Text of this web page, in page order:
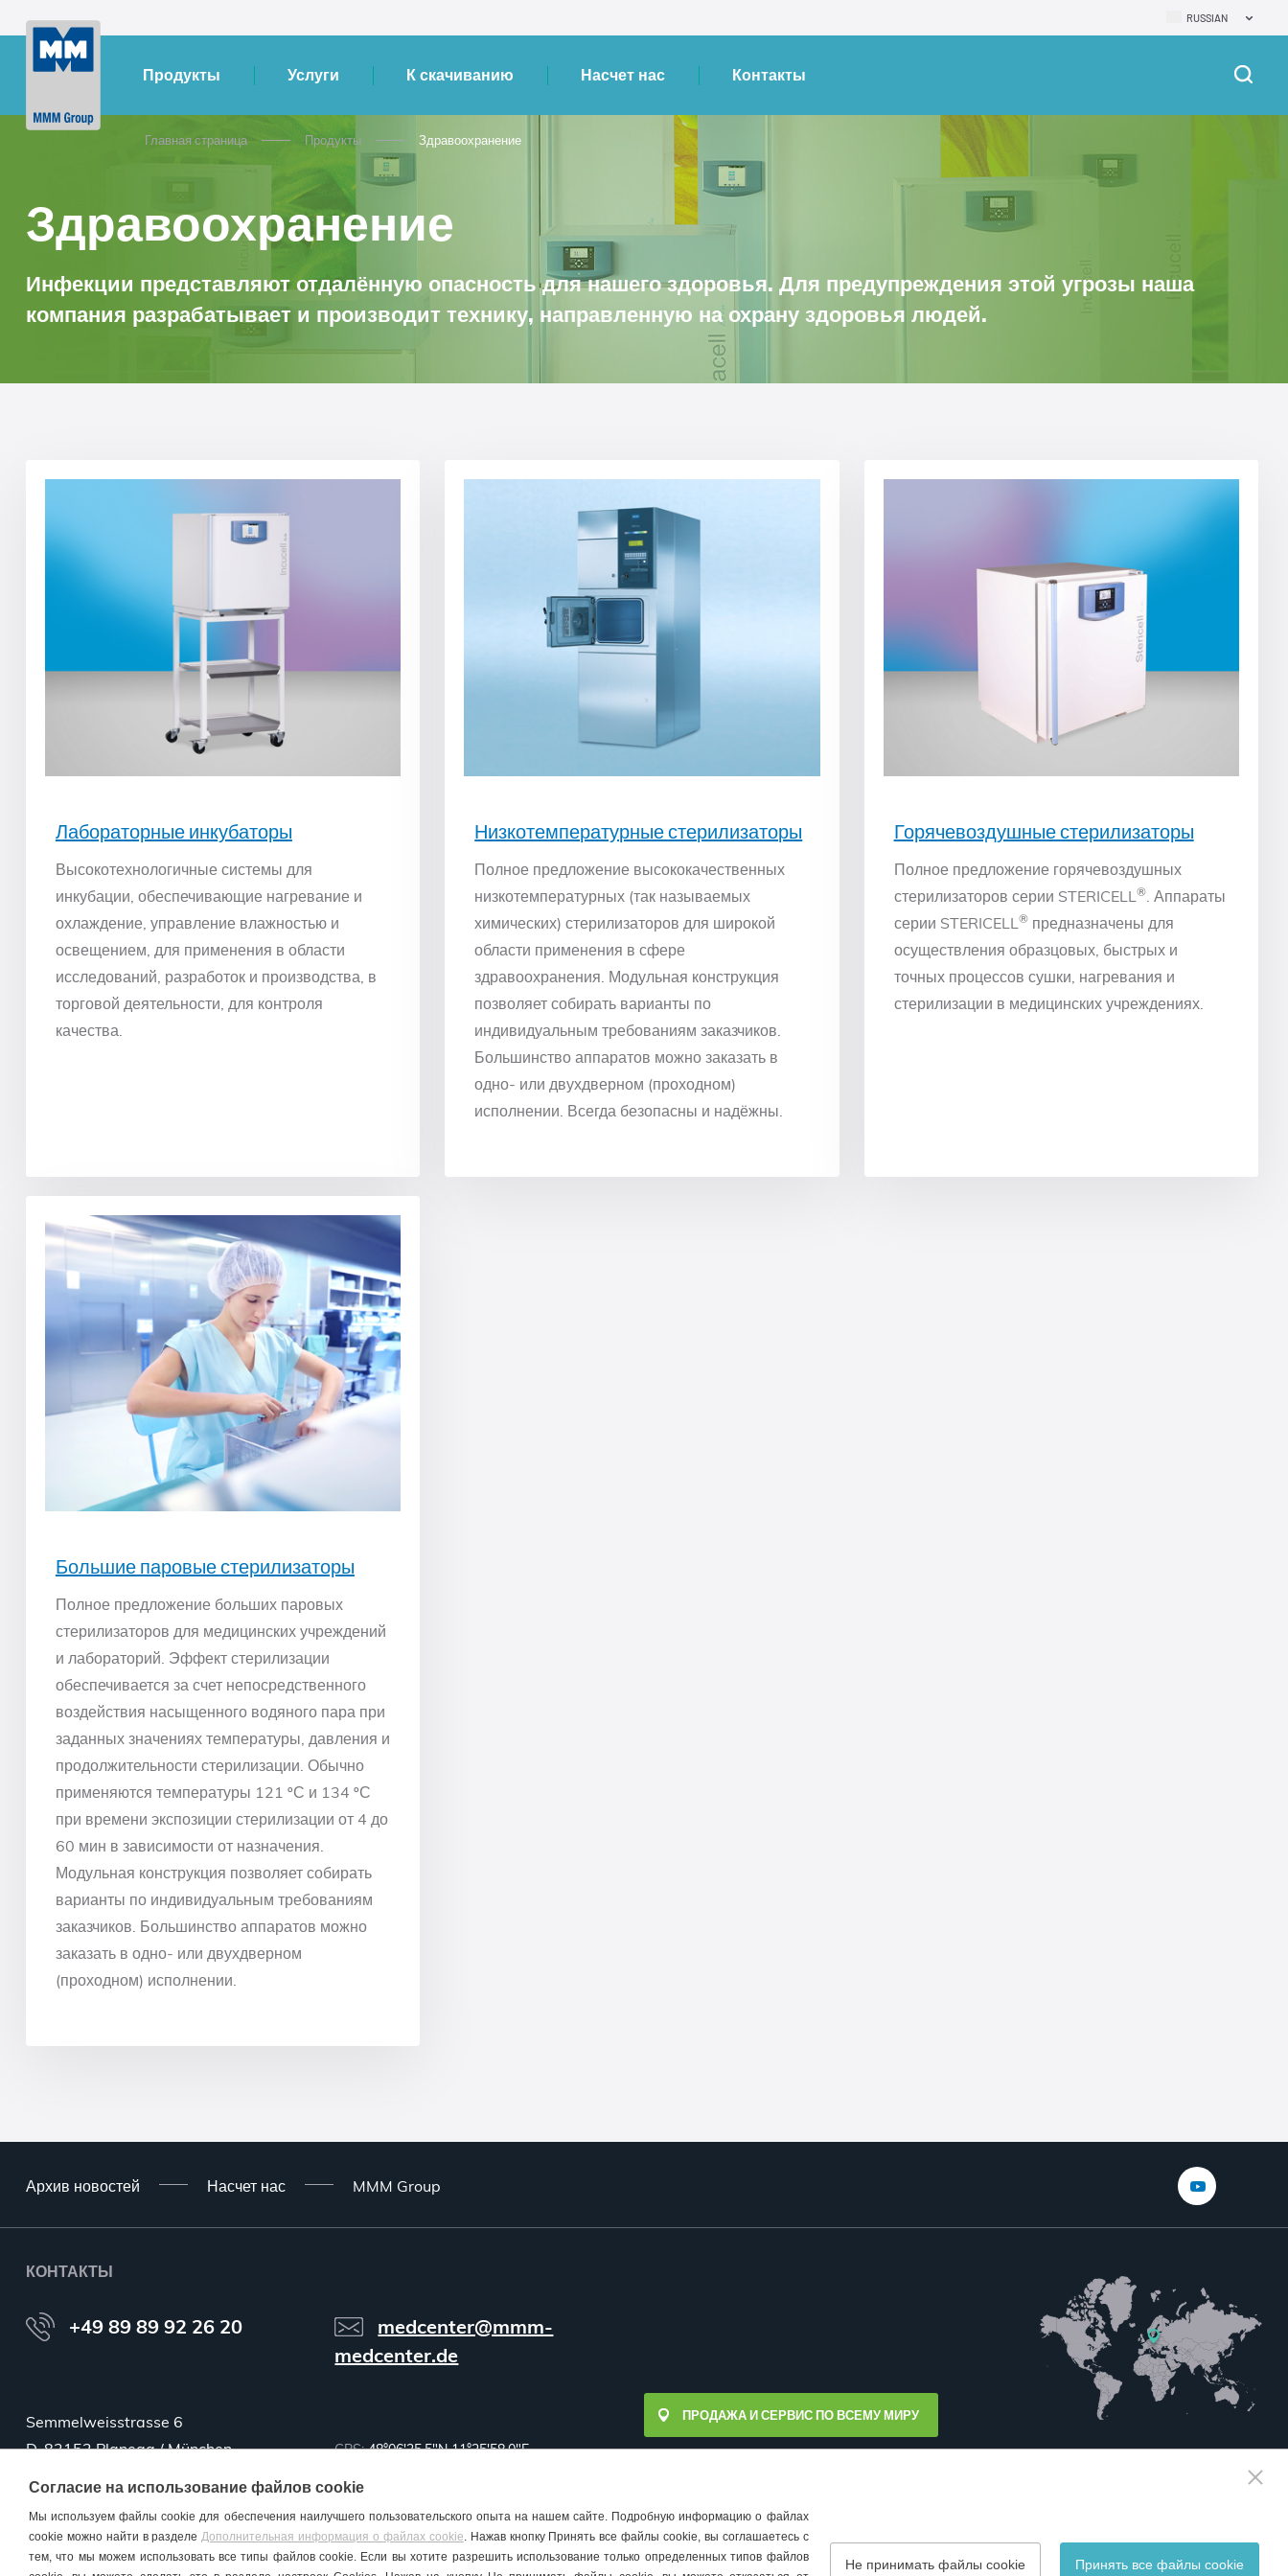
Продукты Услуги К скачиванию Насчет нас Контакты
RUSSIAN
Главная страница Продукты Здравоохранение
Здравоохранение
Инфекции представляют отдалённую опасность для нашего здоровья. Для предупреждения этой угрозы наша
компания разрабатывает и производит технику, направленную на охрану здоровья людей.
Лабораторные инкубаторы
Высокотехнологичные системы для
инкубации, обеспечивающие нагревание и
охлаждение, управление влажностью и
освещением, для применения в области
исследований, разработок и производства, в
торговой деятельности, для контроля
качества.
Низкотемпературные стерилизаторы
Полное предложение высококачественных
низкотемпературных (так называемых
химических) стерилизаторов для широкой
области применения в сфере
здравоохранения. Модульная конструкция
позволяет собирать варианты по
индивидуальным требованиям заказчиков.
Большинство аппаратов можно заказать в
одно- или двухдверном (проходном)
исполнении. Всегда безопасны и надёжны.
Горячевоздушные стерилизаторы
Полное предложение горячевоздушных
стерилизаторов серии STERICELL ®. Аппараты
серии STERICELL ®предназначены для
осуществления образцовых, быстрых и
точных процессов сушки, нагревания и
стерилизации в медицинских учреждениях.
Большие паровые стерилизаторы
Полное предложение больших паровых
стерилизаторов для медицинских учреждений
и лабораторий. Эффект стерилизации
обеспечивается за счет непосредственного
воздействия насыщенного водяного пара при
заданных значениях температуры, давления и
продолжительности стерилизации. Обычно
применяются температуры 121 ºС и 134 ºС
при времени экспозиции стерилизации от 4 до
60 мин в зависимости от назначения.
Модульная конструкция позволяет собирать
варианты по индивидуальным требованиям
заказчиков. Большинство аппаратов можно
заказать в одно- или двухдверном
(проходном) исполнении.
Архив новостей Насчет нас MMM Group
КОНТАКТЫ
+49 89 89 92 26 20
medcenter@mmm-
medcenter.de
Semmelweisstrasse 6
D-82152 Planegg / München
GPS: 48°06'35.5"N 11°25'58.0"E
ПРОДАЖА И СЕРВИС ПО ВСЕМУ МИРУ
Согласие на использование файлов cookie
Мы используем файлы cookie для обеспечения наилучшего пользовательского опыта на нашем сайте. Подробную информацию о файлах
cookie можно найти в разделеДополнительная информация о файлах cookie. Нажав кнопку Принять все файлы cookie, вы соглашаетесь с
тем, что мы можем использовать все типы файлов cookie. Если вы хотите разрешить использование только определенных типов файлов
Принять все файлы cookie
Не принимать файлы cookie